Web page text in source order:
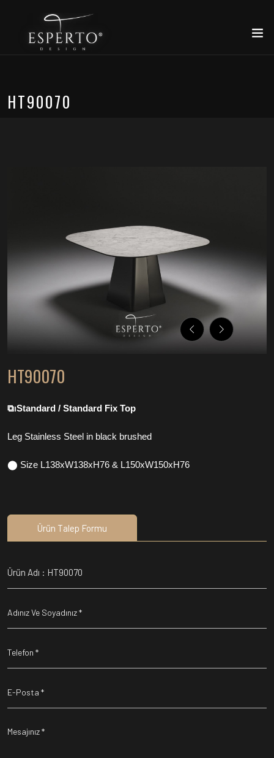
HT90070
HT90070
⧉⏐Standard / Standard Fix Top
Leg Stainless Steel in black brushed
⬤ Size L138xW138xH76 & L150xW150xH76
Ürün Talep Formu